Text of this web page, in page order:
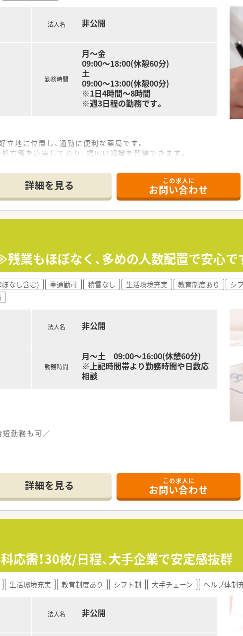
好な立地です。商店街の中にあり周辺にはコンビニや飲食店も充
数科目を応需しています。OTC販売のスキルも身に着けることが出
法人名 非公開
勤務時間
月～金
09:00～18:00(休憩60分)
土
09:00～13:00(休憩00分)
※1日4時間～8時間
※週3日程の勤務です。
地に位置し、通勤に便利な薬局です。
方箋を応需しており、幅広い知識を習得できます。
り、風通しの良いアットホームな薬局です。
ています。
予定で経営も安定しています。
なります。
家庭とも両立できる職場です。
なお休み等の際も安心です。
詳細を見る この求人に
お問い合わせ
残業もほぼなく、多めの人数配置で安心で
なし含む) 車通勤可 積雪なし 生活環境充実 教育制度あり シ
法人名 非公開
勤務時間
月～土 09:00～16:00(休憩60分)
※上記時間帯より勤務時間や日数応
相談
短勤務も可／
を応需するほか、特殊な漢方の処方や多科目の面応需もあり、幅
しており、中でも午前中に半数以上が集中するため、朝からお昼に
です。
】
可能です
で臨機応変に協力し合っているため、周囲と柔軟に連携を取りな
なりますが、地域の患者様へ寄り添う丁寧な対応ができる方であ
地域密着型の個人薬局であり、地元の健康を支える「まちの調
できるよう、基本的に人員体制にはゆとりを持たせるスタンスを
への参加を積極的に推奨しており、個人薬局でありながら学びの
です。
詳細を見る この求人に
お問い合わせ
応需！30枚/日程、大手企業で安定感抜群
生活環境充実 教育制度あり シフト制 大手チェーン ヘルプ体制
法人名 非公開